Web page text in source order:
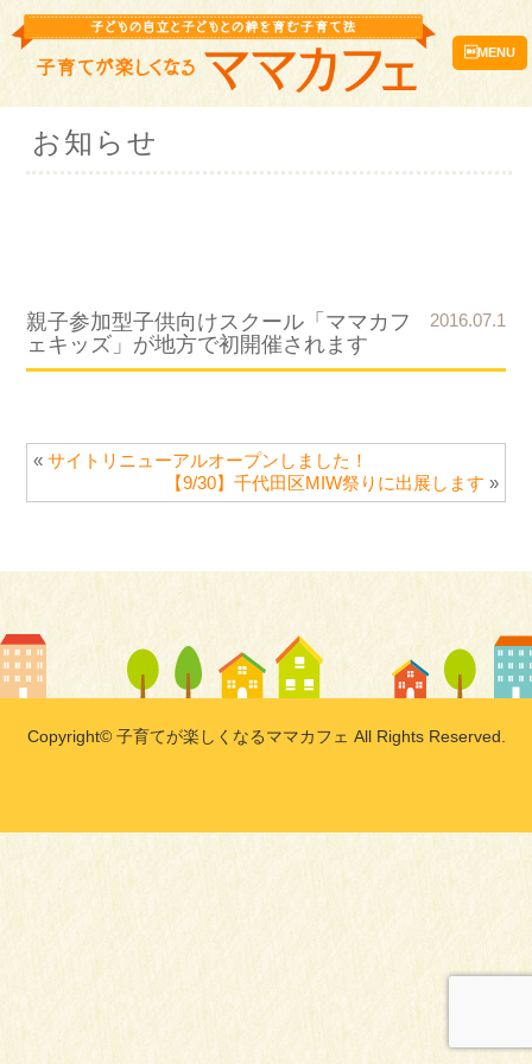
MENU
お知らせ
2016.07.1
親子参加型子供向けスクール「ママカフ
ェキッズ」が地方で初開催されます
«サイトリニューアルオープンしました！
【9/30】千代田区MIW祭りに出展します »
Copyright© 子育てが楽しくなるママカフェ All Rights Reserved.